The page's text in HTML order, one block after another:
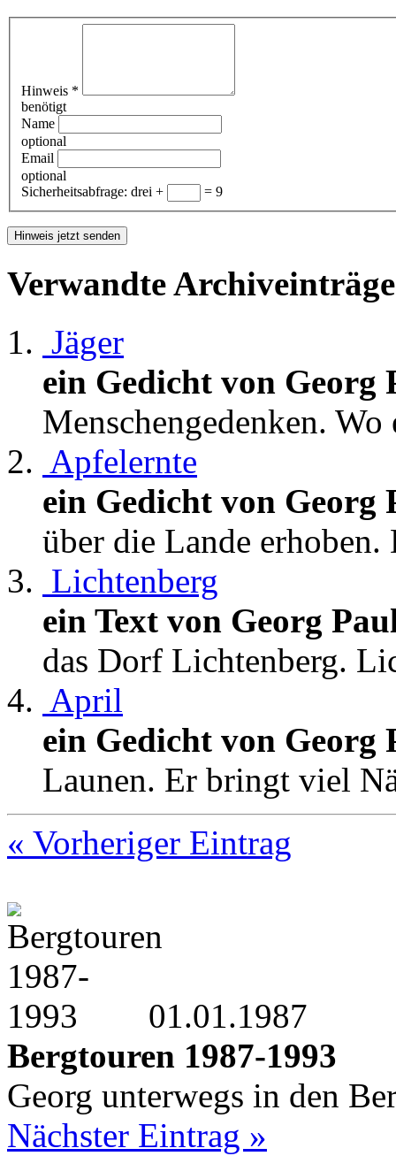
Hinweis *
benötigt
Name
optional
Email
optional
Sicherheitsabfrage: drei + = 9
Verwandte
Jäger
ein Gedicht von Georg
Menschengedenken.
Apfelernte
ein Gedicht von Georg
über die Lande erhoben.
Lichtenberg
ein Text von Georg
das Dorf Lichtenberg.
April
ein Gedicht von Georg
Launen. Er bringt viel
« Vorheriger Eintrag
01.01.1987
Bergtouren 1987-1993
Georg unterwegs in den
Nächster Eintrag »